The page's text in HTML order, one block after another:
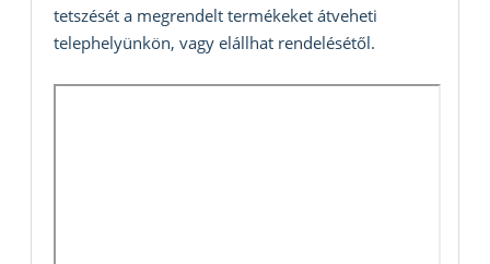
tetszését a megrendelt termékeket átveheti
telephelyünkön, vagy elállhat rendelésétől.